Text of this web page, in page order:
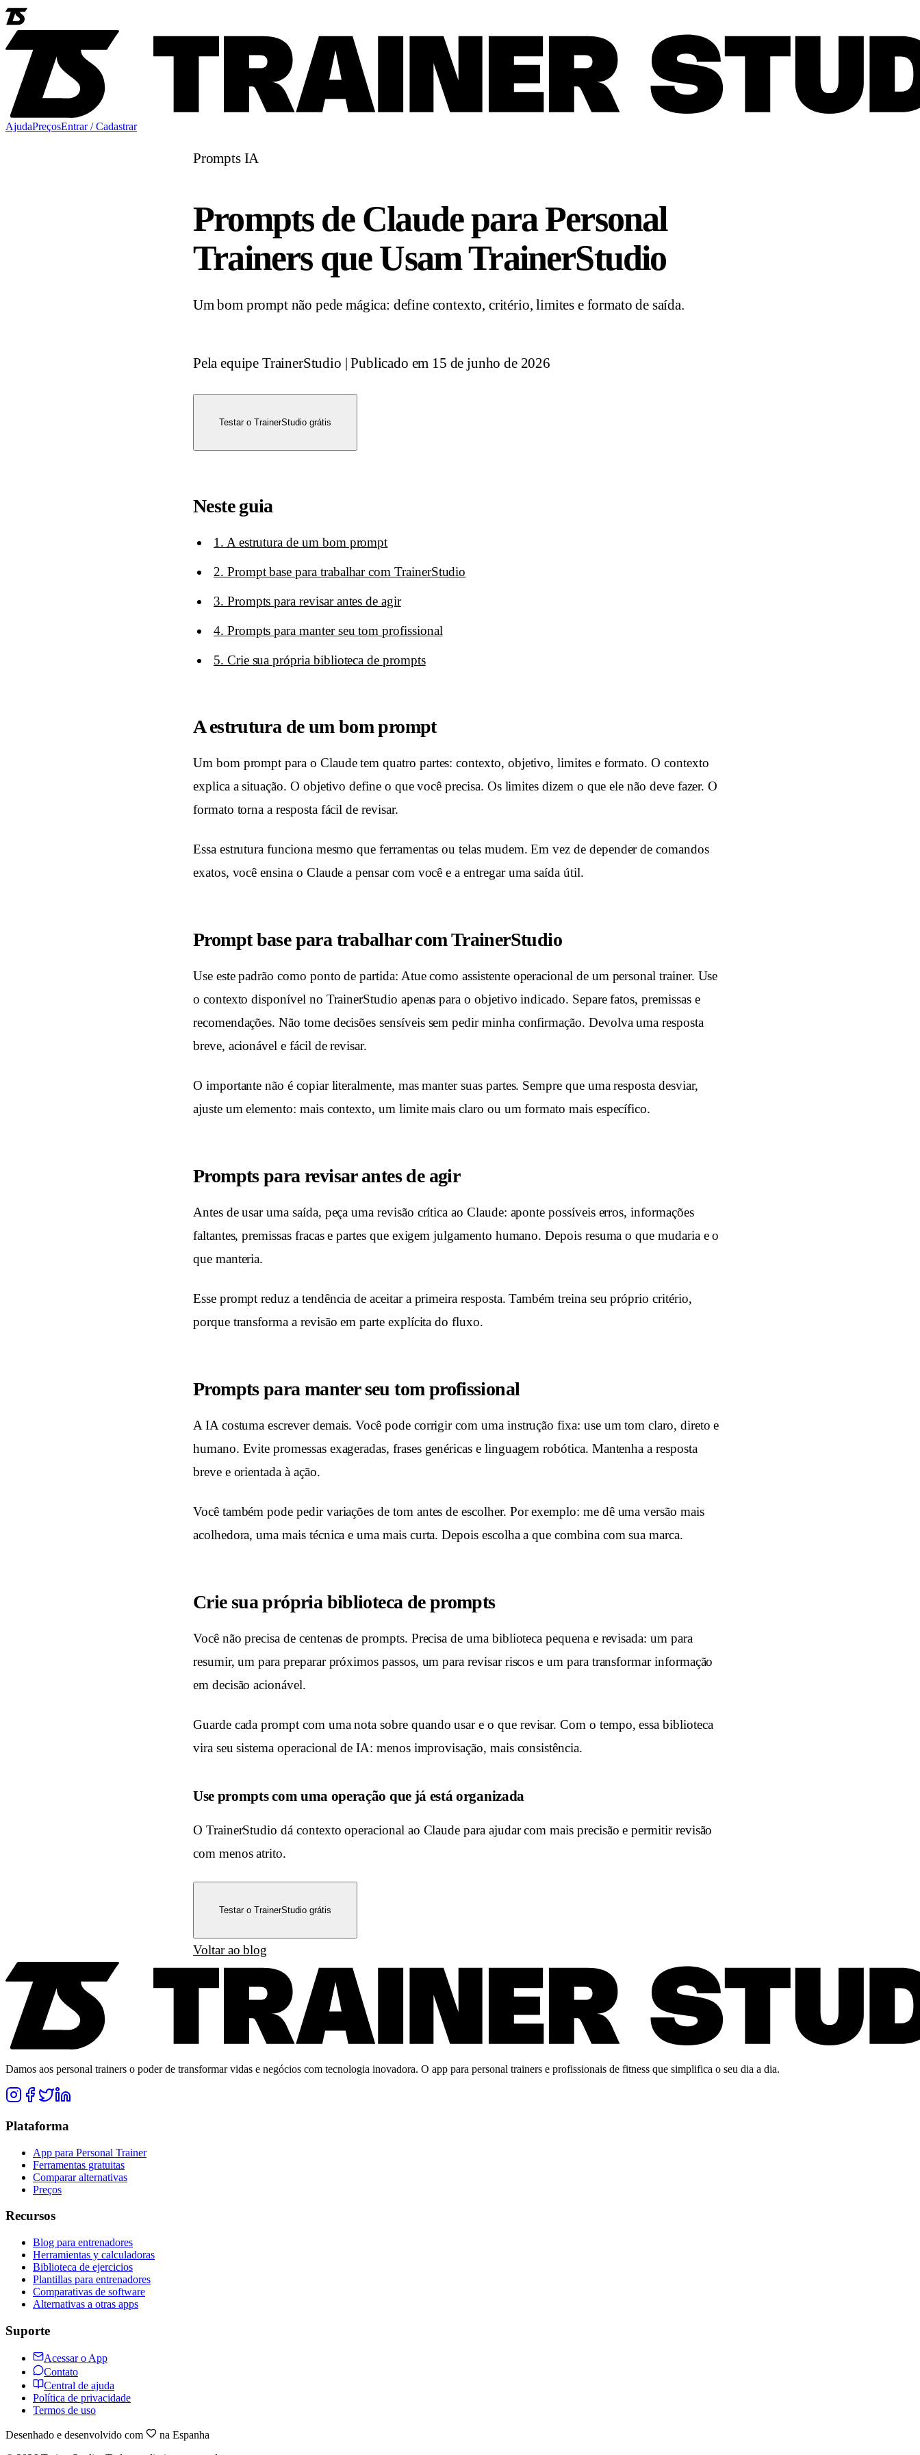
AjudaPreçosEntrar / Cadastrar
Prompts IA
Prompts de Claude para Personal
Trainers que Usam TrainerStudio
Um bom prompt não pede mágica: define contexto, critério, limites e formato de saída.
Pela equipe TrainerStudio |Publicado em 15 de junho de 2026
Testar o TrainerStudio grátis
Neste guia
1. A estrutura de um bom prompt
2. Prompt base para trabalhar com TrainerStudio
3. Prompts para revisar antes de agir
4. Prompts para manter seu tom profissional
5. Crie sua própria biblioteca de prompts
A estrutura de um bom prompt
Um bom prompt para o Claude tem quatro partes: contexto, objetivo, limites e formato. O contexto
explica a situação. O objetivo define o que você precisa. Os limites dizem o que ele não deve fazer. O
formato torna a resposta fácil de revisar.
Essa estrutura funciona mesmo que ferramentas ou telas mudem. Em vez de depender de comandos
exatos, você ensina o Claude a pensar com você e a entregar uma saída útil.
Prompt base para trabalhar com TrainerStudio
Use este padrão como ponto de partida: Atue como assistente operacional de um personal trainer. Use
o contexto disponível no TrainerStudio apenas para o objetivo indicado. Separe fatos, premissas e
recomendações. Não tome decisões sensíveis sem pedir minha confirmação. Devolva uma resposta
breve, acionável e fácil de revisar.
O importante não é copiar literalmente, mas manter suas partes. Sempre que uma resposta desviar,
ajuste um elemento: mais contexto, um limite mais claro ou um formato mais específico.
Prompts para revisar antes de agir
Antes de usar uma saída, peça uma revisão crítica ao Claude: aponte possíveis erros, informações
faltantes, premissas fracas e partes que exigem julgamento humano. Depois resuma o que mudaria e o
que manteria.
Esse prompt reduz a tendência de aceitar a primeira resposta. Também treina seu próprio critério,
porque transforma a revisão em parte explícita do fluxo.
Prompts para manter seu tom profissional
A IA costuma escrever demais. Você pode corrigir com uma instrução fixa: use um tom claro, direto e
humano. Evite promessas exageradas, frases genéricas e linguagem robótica. Mantenha a resposta
breve e orientada à ação.
Você também pode pedir variações de tom antes de escolher. Por exemplo: me dê uma versão mais
acolhedora, uma mais técnica e uma mais curta. Depois escolha a que combina com sua marca.
Crie sua própria biblioteca de prompts
Você não precisa de centenas de prompts. Precisa de uma biblioteca pequena e revisada: um para
resumir, um para preparar próximos passos, um para revisar riscos e um para transformar informação
em decisão acionável.
Guarde cada prompt com uma nota sobre quando usar e o que revisar. Com o tempo, essa biblioteca
vira seu sistema operacional de IA: menos improvisação, mais consistência.
Use prompts com uma operação que já está organizada
O TrainerStudio dá contexto operacional ao Claude para ajudar com mais precisão e permitir revisão
com menos atrito.
Testar o TrainerStudio grátis
Voltar ao blog
Damos aos personal trainers o poder de transformar vidas e negócios com tecnologia inovadora. O app para personal trainers e profissionais de fitness que simplifica o seu dia a dia.
Plataforma
App para Personal Trainer
Ferramentas gratuitas
Comparar alternativas
Preços
Recursos
Blog para entrenadores
Herramientas y calculadoras
Biblioteca de ejercicios
Plantillas para entrenadores
Comparativas de software
Alternativas a otras apps
Suporte
Acessar o App
Contato
Central de ajuda
Política de privacidade
Termos de uso
Desenhado e desenvolvido com
na Espanha